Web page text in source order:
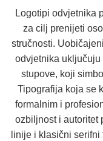
Logotipi odvjetnika
za cilj prenijeti
stručnosti.
odvjetnika uključuju
stupove, koji
Tipografija koja se
formalnim i
ozbiljnost i autoritet
linije i klasični